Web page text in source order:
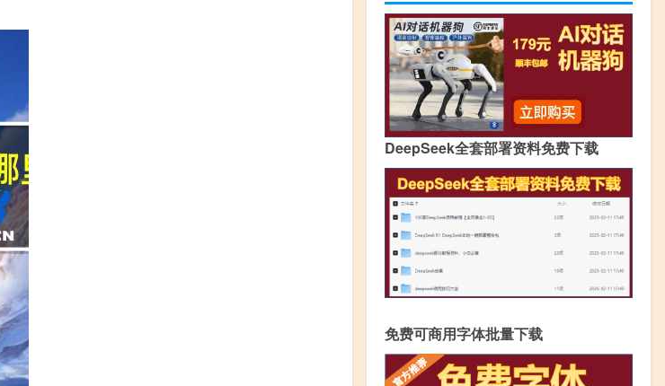
DeepSeek全套部署资料免费下载
免费可商用字体批量下载